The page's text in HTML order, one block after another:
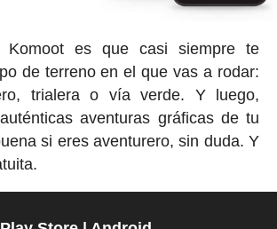
Komoot es que casi siempre te
de terreno en el que vas a rodar:
trialera o vía verde. Y luego,
aventuras gráficas de tu
si eres aventurero, sin duda. Y